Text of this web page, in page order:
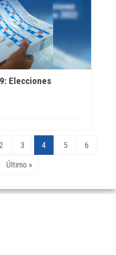
Elecciones
Page
3
Página
actual
4 Page
5 Page
6
Última
Último »